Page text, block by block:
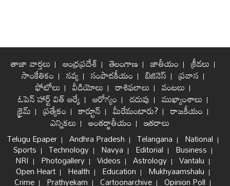
తాజా వార్తలు ఆంధ్రప్రదేశ్ తెలంగాణ జాతీయం క్రీడలు
సాంకేతికం నవ్య సంపాదకీయం బిజినెస్ ప్రవాస
ఫోటోలు వీడియోలు రాశిఫలాలు వంటలు
ఓపెన్ హార్ట్ విత్ ఆర్కే ఆరోగ్యం చదువు ముఖ్యాంశాలు
క్రైమ్ ప్రత్యేకం కార్టూన్ మీరేమంటారు? రాజకీయం
ఎన్నికలు అంతర్జాతీయం ఇతరాలు
Telugu Epaper Andhra Pradesh Telangana National
Sports Technology Navya Editorial Business
NRI Photogallery Videos Astrology Vantalu
Open Heart Health Education Mukhyaamshalu
Crime Prathyekam Cartoonarchive Opinion Poll